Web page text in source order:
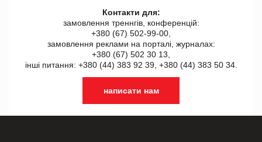
Контакти для:
замовлення треннгів, конференцій:
+380 (67) 502-99-00,
замовлення реклами на порталі, журналах:
+380 (67) 502 30 13,
інші питання: +380 (44) 383 92 39, +380 (44) 383 50 34.
написати нам